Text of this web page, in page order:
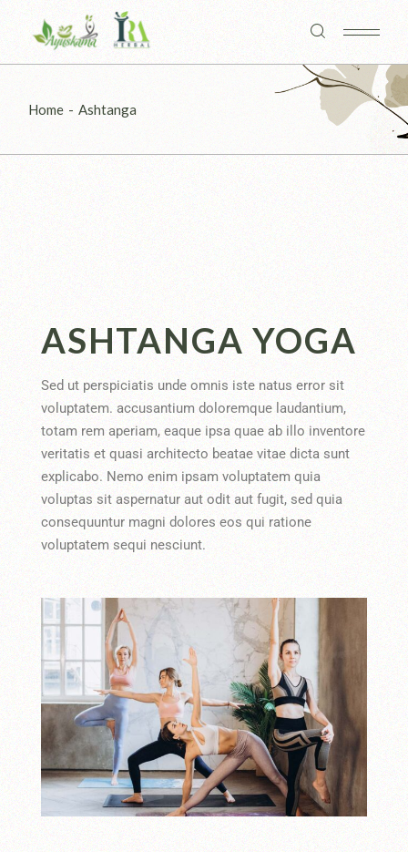
Home Ashtanga
ASHTANGA YOGA
Sed ut perspiciatis unde omnis iste natus error sit
voluptatem. accusantium doloremque laudantium,
totam rem aperiam, eaque ipsa quae ab illo inventore
veritatis et quasi architecto beatae vitae dicta sunt
explicabo. Nemo enim ipsam voluptatem quia
voluptas sit aspernatur aut odit aut fugit, sed quia
consequuntur magni dolores eos qui ratione
voluptatem sequi nesciunt.